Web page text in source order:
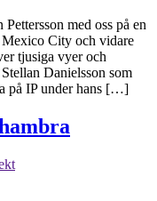
med oss på en
City och vidare
tjusiga vyer och
Danielsson som
på IP under hans […]